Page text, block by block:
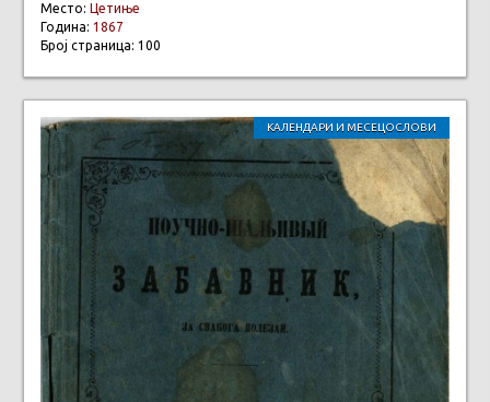
Место: Цетиње
Година: 1867
Број страница: 100
КАЛЕНДАРИ И МЕСЕЦОСЛОВИ